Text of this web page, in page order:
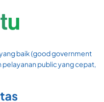
baik (good government
public yang cepat,